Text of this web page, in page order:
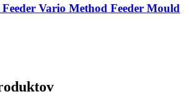
Vario Method Feeder Mould